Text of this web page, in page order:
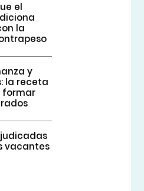
el
la
y
la receta
formar
vacantes